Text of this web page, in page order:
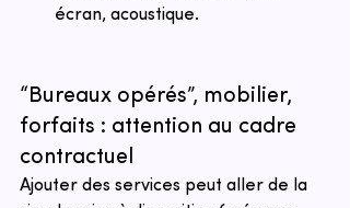
écran, acoustique.
“Bureaux opérés”, mobilier,
forfaits : attention au cadre
contractuel
Ajouter des services peut aller de la